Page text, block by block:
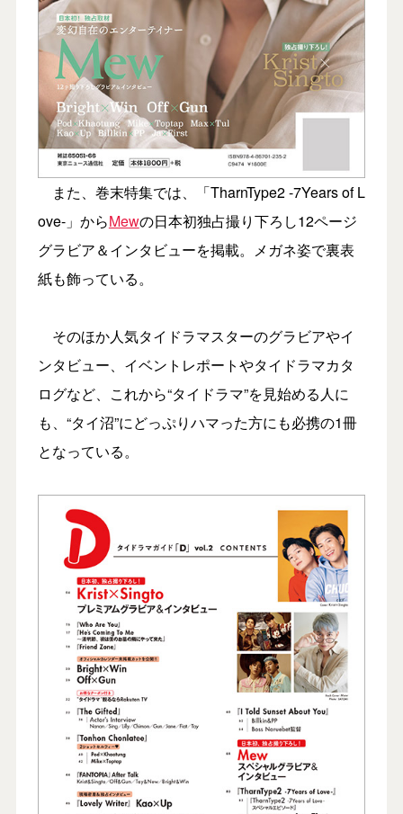
また、巻末特集では、「TharnType2 -7Years of L
ove-」からMewの日本初独占撮り下ろし12ページ
グラビア＆インタビューを掲載。メガネ姿で裏表
紙も飾っている。
そのほか人気タイドラマスターのグラビアやイ
ンタビュー、イベントレポートやタイドラマカタ
ログなど、これから“タイドラマ”を見始める人に
も、“タイ沼”にどっぷりハマった方にも必携の1冊
となっている。